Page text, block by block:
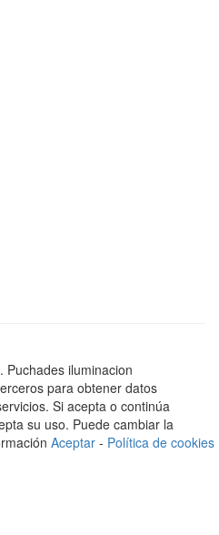
iluminacion
para obtener datos
Si acepta o continúa
su uso. Puede cambiar la
Aceptar - Política de cookies